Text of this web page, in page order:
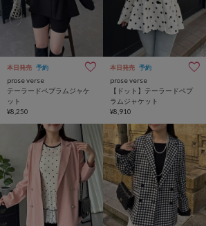
本日発売 予約
prose verse
テーラードペプラムジャケ
ット
¥8,250
本日発売 予約
prose verse
【ドット】テーラードペプ
ラムジャケット
¥8,910